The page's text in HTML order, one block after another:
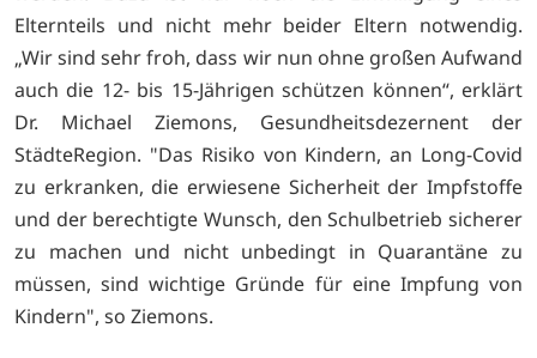
Elternteils und nicht mehr beider Eltern notwendig.
„Wir sind sehr froh, dass wir nun ohne großen Aufwand
auch die 12- bis 15-Jährigen schützen können“, erklärt
Dr. Michael Ziemons, Gesundheitsdezernent der
StädteRegion. "Das Risiko von Kindern, an Long-Covid
zu erkranken, die erwiesene Sicherheit der Impfstoffe
und der berechtigte Wunsch, den Schulbetrieb sicherer
zu machen und nicht unbedingt in Quarantäne zu
müssen, sind wichtige Gründe für eine Impfung von
Kindern", so Ziemons.